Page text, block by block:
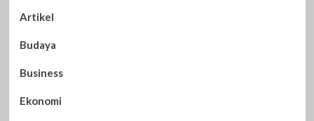
Artikel
Budaya
Business
Ekonomi